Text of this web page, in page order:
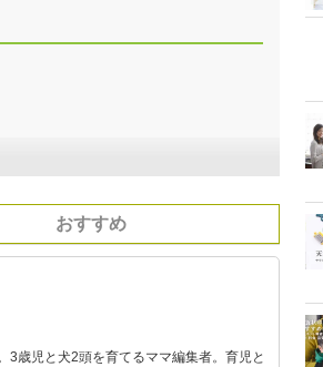
おすすめ
3歳児と犬2頭を育てるママ編集者。育児と